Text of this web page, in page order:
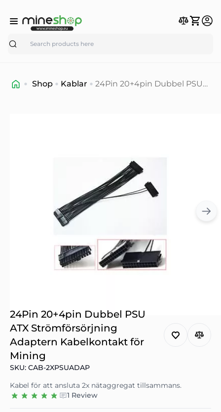
Search
Shop Kablar
24Pin 20+4pin Dubbel PSU
24Pin 20+4pin Dubbel PSU
ATX Strömförsörjning
Adaptern Kabelkontakt för
Mining
SKU: CAB-2XPSUADAP
Kabel för att ansluta 2x nätaggregat tillsammans.
1 Review